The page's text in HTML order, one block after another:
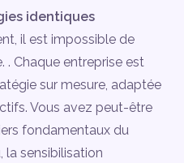
identiques
il est impossible de
. Chaque entreprise est
sur mesure, adaptée
Vous avez peut-être
fondamentaux du
la sensibilisation